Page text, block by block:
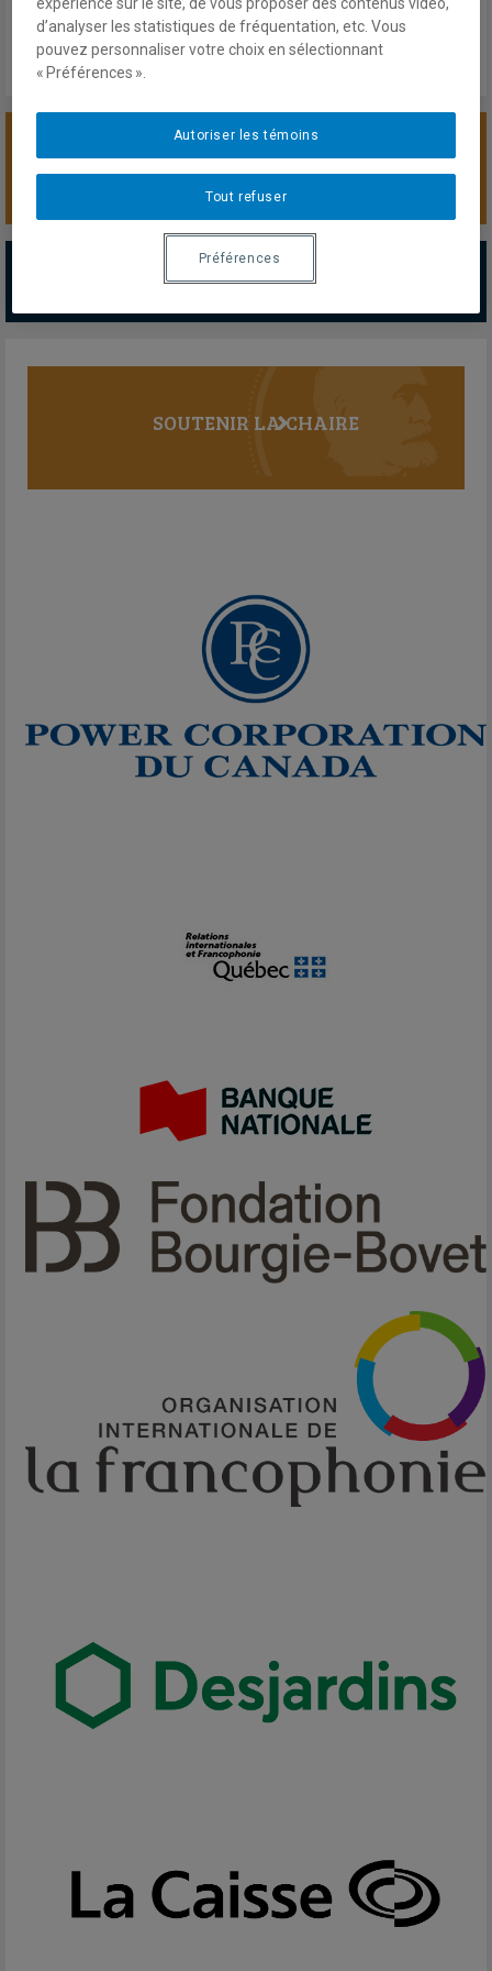
Lien externe
SOUTENIR LA CHAIRE
PARTENAIRES MAJEURS
SOUTENIR LA CHAIRE
expérience sur le site, de vous proposer des contenus vidéo,
d’analyser les statistiques de fréquentation, etc. Vous
pouvez personnaliser votre choix en sélectionnant
« Préférences ».
Tout refuser
Autoriser les témoins
Préférences